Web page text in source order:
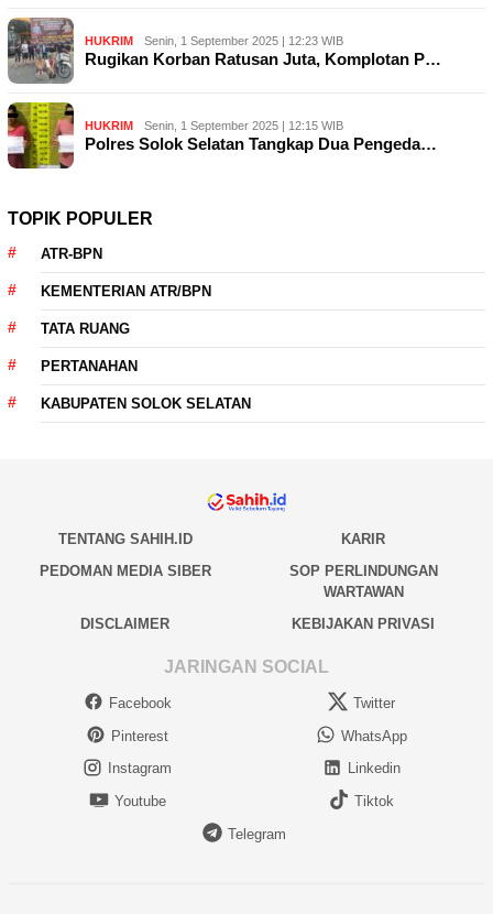
HUKRIM Senin, 1 September 2025 | 12:23 WIB
Rugikan Korban Ratusan Juta, Komplotan P…
HUKRIM Senin, 1 September 2025 | 12:15 WIB
Polres Solok Selatan Tangkap Dua Pengeda…
TOPIK POPULER
ATR-BPN
KEMENTERIAN ATR/BPN
TATA RUANG
PERTANAHAN
KABUPATEN SOLOK SELATAN
TENTANG SAHIH.ID
KARIR
PEDOMAN MEDIA SIBER
SOP PERLINDUNGAN
WARTAWAN
DISCLAIMER
KEBIJAKAN PRIVASI
JARINGAN SOCIAL
Facebook
Twitter
Pinterest
WhatsApp
Instagram
Linkedin
Youtube
Tiktok
Telegram